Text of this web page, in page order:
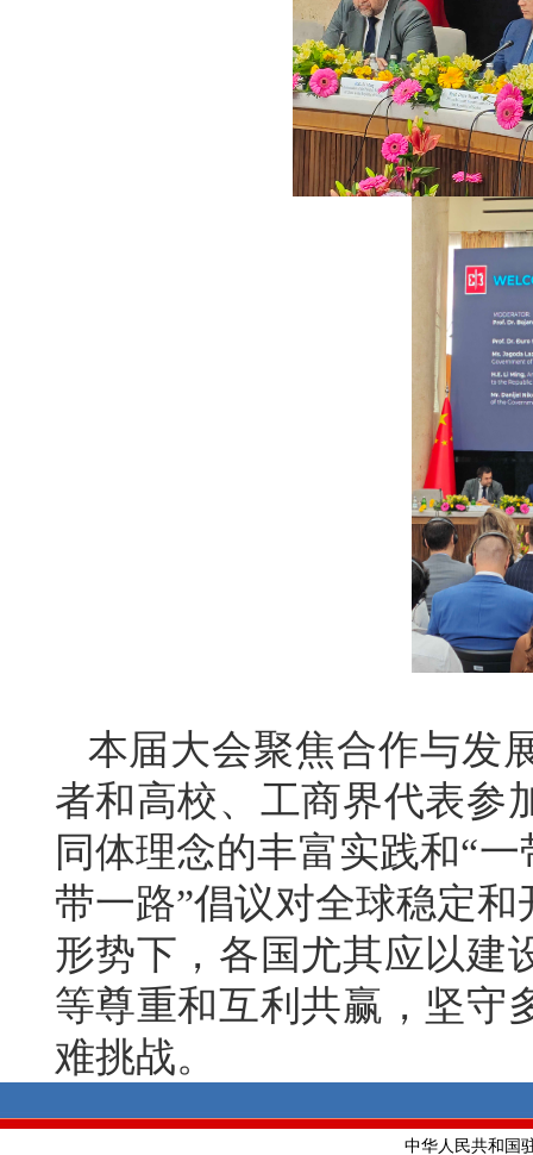
本届大会聚焦合作与发
者和高校、工商界代表参
同体理念的丰富实践和“
带一路”倡议对全球稳定
形势下，各国尤其应以建
等尊重和互利共赢，坚守
难挑战。
中华人民共和国